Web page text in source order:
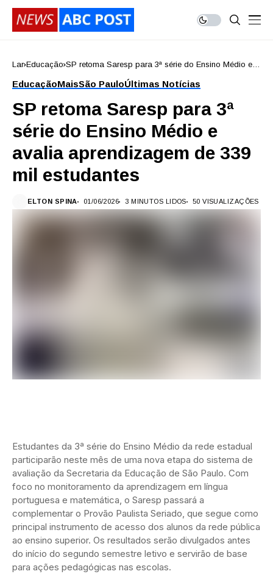
Lar Educação SP retoma Saresp para 3ª série do Ensino Médio e
EducaçãoMaisSão PauloÚltimas Notícias
SP retoma Saresp para 3ª
série do Ensino Médio e
avalia aprendizagem de 339
mil estudantes
ELTON SPINA 01/06/2026 3 MINUTOS LIDOS 50 VISUALIZAÇÕES
Estudantes da 3ª série do Ensino Médio da rede estadual
participarão neste mês de uma nova etapa do sistema de
avaliação da Secretaria da Educação de São Paulo. Com
foco no monitoramento da aprendizagem em língua
portuguesa e matemática, o Saresp passará a
complementar o Provão Paulista Seriado, que segue como
principal instrumento de acesso dos alunos da rede pública
ao ensino superior. Os resultados serão divulgados antes
do início do segundo semestre letivo e servirão de base
para ações pedagógicas nas escolas.